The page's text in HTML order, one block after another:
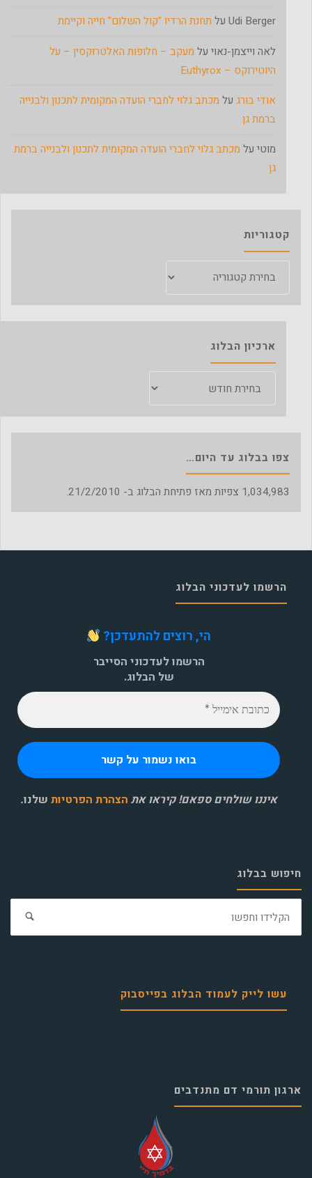
Udi Berger על תחנת הרדיו "קול השלום" חייה וקיימת
לאה וייצמן-נאוי על מעקב – חלופות האלטרוקסין – על
היוטירוקס – Euthyrox
אודי בורג על מכתב גלוי לחברי הועדה המקומית לתכנון ולבנייה
ברמת גן
מוטי על מכתב גלוי לחברי הועדה המקומית לתכנון ולבנייה ברמת
גן
קטגוריות
ארכיון הבלוג
צפו בבלוג עד היום…
1,034,983 צפיות מאז פתיחת הבלוג ב- 21/2/2010.
הרשמו לעדכוני הבלוג
הי, רוצים להתעדכן?
הרשמו לעדכוני הסייבר
של הבלוג.
איננו שולחים ספאם! קיראו את הצהרת הפרטיות שלנו.
חיפוש בבלוג
עשו לייק לעמוד הבלוג בפייסבוק
ארגון תורמי דם מתנדבים